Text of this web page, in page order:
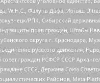
W.H.С., Фалунь Дафа, Иртыш
РПК, Сибирский
защиты прав граждан, Штабы
округа г. Краснодара,
русского движения,
граждан РСФСР СССР
СССР, Держава Союз
Районов, Meta